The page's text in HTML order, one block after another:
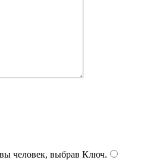
человек, выбрав Ключ.